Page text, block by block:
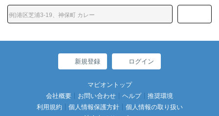
新規登録 ログイン
マピオントップ
会社概要
お問い合わせ ヘルプ
推奨環境
利用規約
個人情報保護方針
個人情報の取り扱い